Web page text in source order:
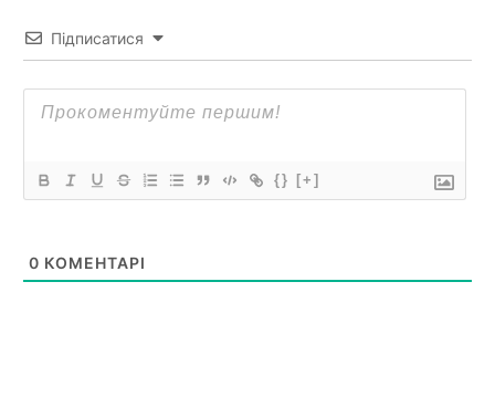
Підписатися
{} [+]
0 КОМЕНТАРІ